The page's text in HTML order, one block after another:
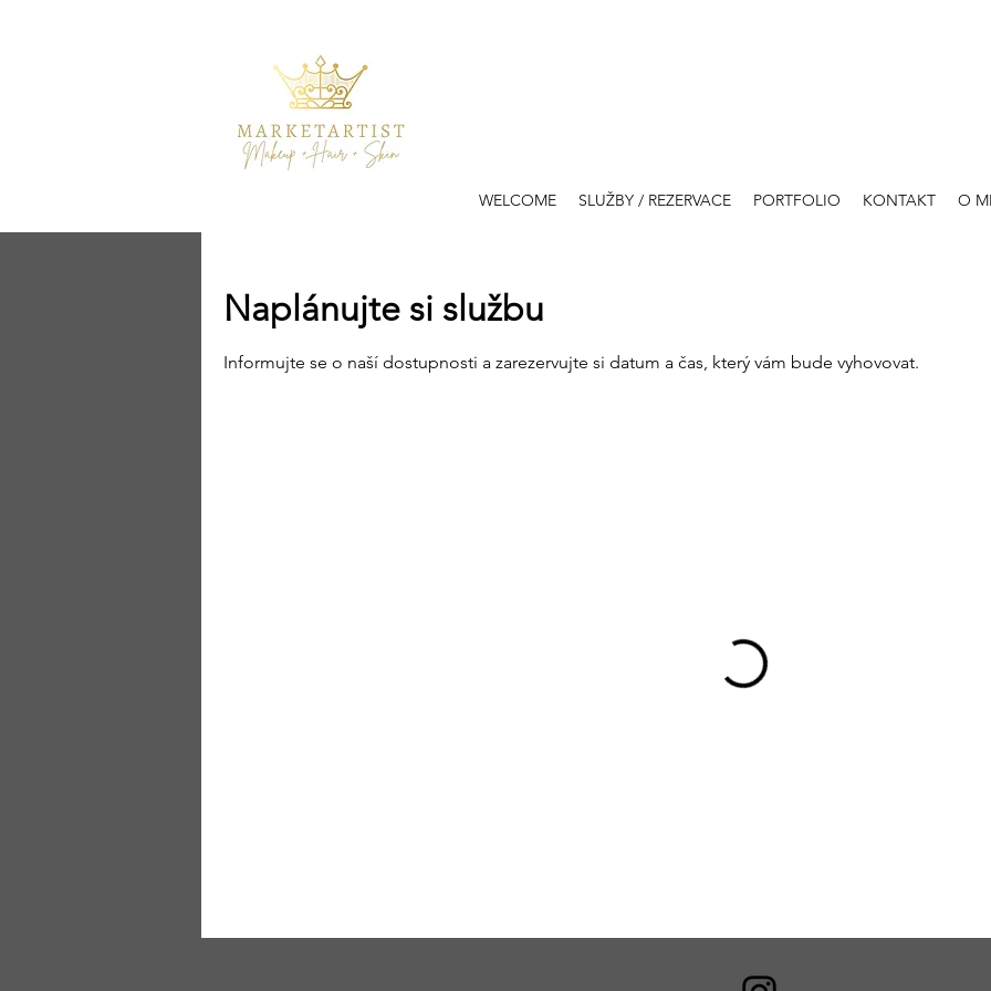
WELCOME SLUŽBY / REZERVACE PORTFOLIO KONTAKT O
Naplánujte si službu
Informujte se o naší dostupnosti a zarezervujte si datum a čas, který vám bude vyhovovat.